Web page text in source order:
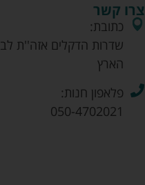
צרו קשר
כתובת:
שדרות הדקלים אזה''ת לב
הארץ
פלאפון חנות:
050-4702021